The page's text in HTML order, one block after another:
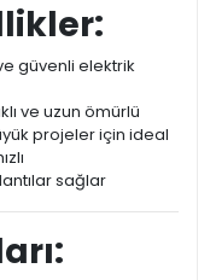
ve güvenli elektrik
ve uzun ömürlü
projeler için ideal
sağlar